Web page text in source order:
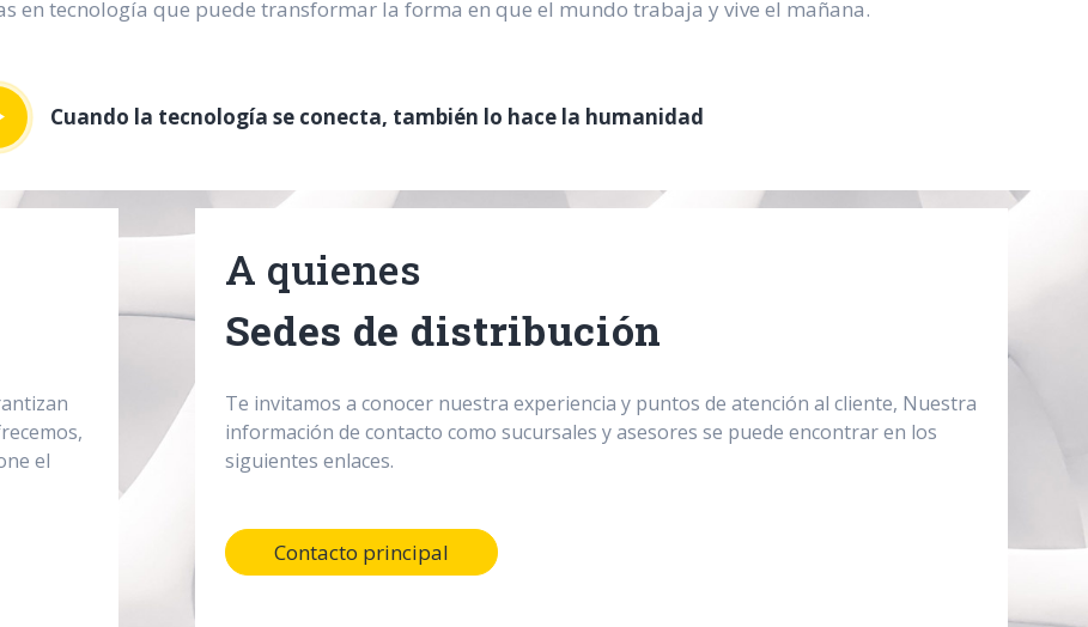
en tecnología que puede transformar la forma en que el mundo trabaja y vive el mañana.
Cuando la tecnología se conecta, también lo hace la humanidad
el
A quienes
Sedes de distribución
Te invitamos a conocer nuestra experiencia y puntos de atención al cliente, Nuestra
información de contacto como sucursales y asesores se puede encontrar en los
siguientes enlaces.
Contacto principal